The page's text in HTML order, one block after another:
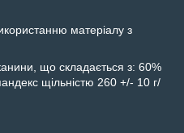
матеріалу з
що складається з: 60%
щільністю 260 +/- 10 г/